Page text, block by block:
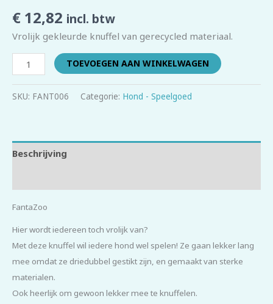
€ 12,82 incl. btw
Vrolijk gekleurde knuffel van gerecycled materiaal.
TOEVOEGEN AAN WINKELWAGEN
SKU: FANT006 Categorie: Hond - Speelgoed
Beschrijving
FantaZoo
Hier wordt iedereen toch vrolijk van?
Met deze knuffel wil iedere hond wel spelen! Ze gaan lekker lang
mee omdat ze driedubbel gestikt zijn, en gemaakt van sterke
materialen.
Ook heerlijk om gewoon lekker mee te knuffelen.